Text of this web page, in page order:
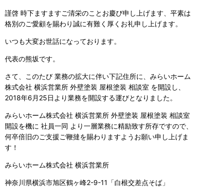
謹啓 時下ますますご清栄のことお慶び申し上げます、平素は
格別のご愛顧を賜わり誠に有難く厚くお礼申し上げます。
いつも大変お世話になっております。
代表の熊坂です。
さて、このたび 業務の拡大に伴い下記住所に、みらいホーム
株式会社 横浜営業所 外壁塗装 屋根塗装 相談室 を開設し、
2018年6月25日より業務を開設する運びとなりました。
みらいホーム株式会社 横浜営業所 外壁塗装 屋根塗装 相談室
開設を機に 社員一同 より一層業務に精励致す所存ですので、
何卒倍旧のご支援ご鞭撻を賜わりますようお願い申し上げま
す！
みらいホーム株式会社 横浜営業所
神奈川県横浜市旭区鶴ヶ峰2-9-11「白根交差点そば」